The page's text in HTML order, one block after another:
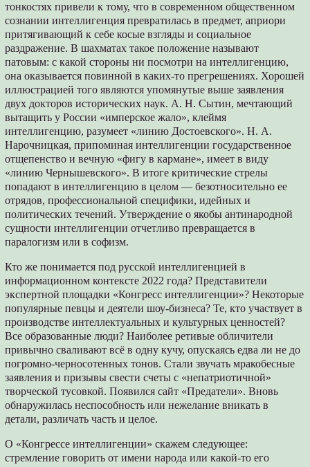
тонкостях привели к тому, что в современном общественном
сознании интеллигенция превратилась в предмет, априори
притягивающий к себе косые взгляды и социальное
раздражение. В шахматах такое положение называют
патовым: с какой стороны ни посмотри на интеллигенцию,
она оказывается повинной в каких-то прегрешениях. Хорошей
иллюстрацией того являются упомянутые выше заявления
двух докторов исторических наук. А. Н. Сытин, мечтающий
вытащить у России «имперское жало», клеймя
интеллигенцию, разумеет «линию Достоевского». Н. А.
Нарочницкая, припоминая интеллигенции государственное
отщепенство и вечную «фигу в кармане», имеет в виду
«линию Чернышевского». В итоге критические стрелы
попадают в интеллигенцию в целом — безотносительно ее
отрядов, профессиональной специфики, идейных и
политических течений. Утверждение о якобы антинародной
сущности интеллигенции отчетливо превращается в
паралогизм или в софизм.
Кто же понимается под русской интеллигенцией в
информационном контексте 2022 года? Представители
экспертной площадки «Конгресс интеллигенции»? Некоторые
популярные певцы и деятели шоу-бизнеса? Те, кто участвует в
производстве интеллектуальных и культурных ценностей?
Все образованные люди? Наиболее ретивые обличители
привычно сваливают всё в одну кучу, опускаясь едва ли не до
погромно-черносотенных тонов. Стали звучать мракобесные
заявления и призывы свести счеты с «непатриотичной»
творческой тусовкой. Появился сайт «Предатели». Вновь
обнаружилась неспособность или нежелание вникать в
детали, различать часть и целое.
О «Конгрессе интеллигенции» скажем следующее:
стремление говорить от имени народа или какой-то его